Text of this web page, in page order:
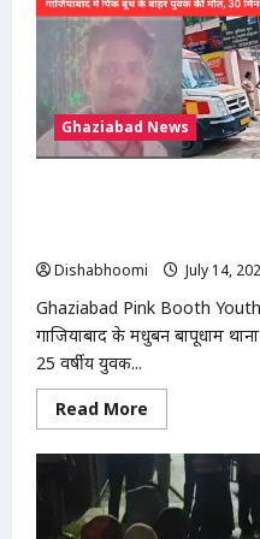
में
13
बीघा
सरकारी
जमीन
से
अवैध
कब्जा
हटाया,
प्रशासन
Ghaziabad News
Dishabhoomi
July 14,
Ghaziabad Pink Booth
गाजियाबाद के मधुबन बापूधाम थाना
25 वर्षीय युवक...
Read More
more
Ghaziabad
Pink
Booth
Youth
Death